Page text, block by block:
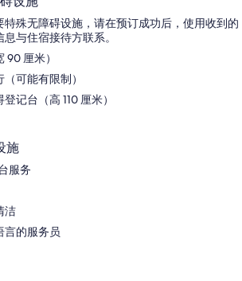
特殊无障碍设施，请在预订成功后，使用收到的
与住宿接待方联系。
90 厘米）
可能有限制）
记台（高 110 厘米）
施
服务
洁
言的服务员